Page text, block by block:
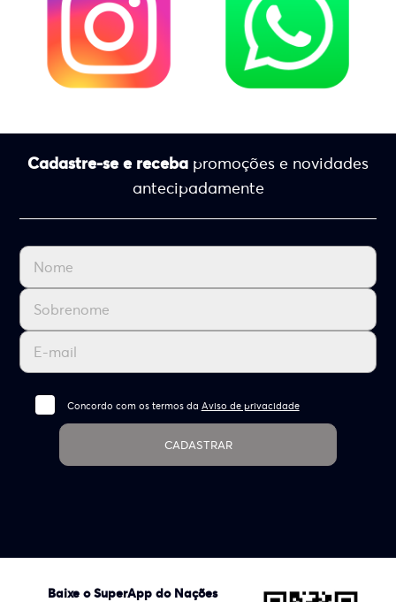
Cadastre-se e receba promoções e novidades
antecipadamente
Concordo com os termos da Aviso de privacidade
CADASTRAR
Baixe o SuperApp do Nações